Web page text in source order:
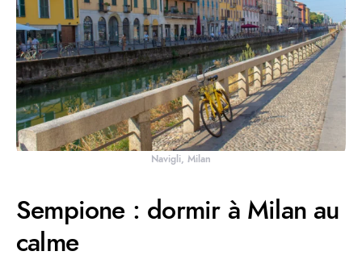
Navigli, Milan
Sempione : dormir à Milan au
calme